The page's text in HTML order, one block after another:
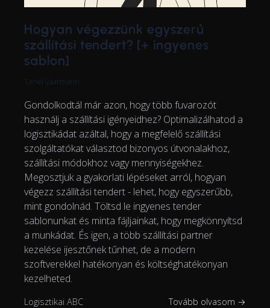
Hogyan végezzünk egyszerű
szállítási tendert? [+ ingyenes
sablon]
Tanel Vaarmann
Gondolkodtál már azon, hogy több fuvarozót
használj a szállítási igényeidhez? Optimalizálhatod a
logisztikádat azáltal, hogy a megfelelő szállítási
szolgáltatókat választod bizonyos útvonalakhoz,
szállítási módokhoz vagy mennyiségekhez.
Megosztjuk a gyakorlati lépéseket arról, hogyan
végezz szállítási tendert - lehet, hogy egyszerűbb,
mint gondolnád. Töltsd le ingyenes tender
sablonunkat és minta fájljainkat, hogy megkönnyítsd
a munkádat. És igen, a több szállítási partner
kezelése ijesztőnek tűnhet, de a modern
szoftverekkel hatékonyan és költséghatékonyan
kezelheted.
Logisztikai ABC Tovább olvasom →